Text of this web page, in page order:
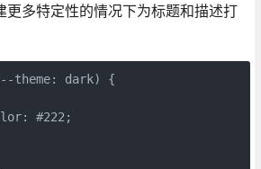
更多特定性的情况下为标题和描述打
theme: dark) {
#222;